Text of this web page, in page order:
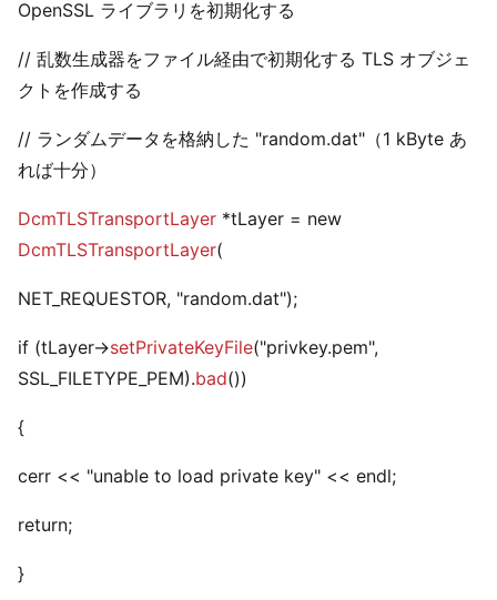
OpenSSL ライブラリを初期化する
// 乱数生成器をファイル経由で初期化する TLS オブジェ
クトを作成する
// ランダムデータを格納した "random.dat"（1 kByte あ
れば十分）
DcmTLSTransportLayer *tLayer = new
DcmTLSTransportLayer(
NET_REQUESTOR, "random.dat");
if (tLayer->setPrivateKeyFile("privkey.pem",
SSL_FILETYPE_PEM).bad())
{
cerr << "unable to load private key" << endl;
return;
}